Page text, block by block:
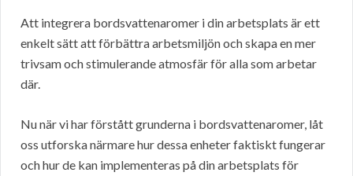
Att integrera bordsvattenaromer i din arbetsplats är ett
enkelt sätt att förbättra arbetsmiljön och skapa en mer
trivsam och stimulerande atmosfär för alla som arbetar
där.
Nu när vi har förstått grunderna i bordsvattenaromer, låt
oss utforska närmare hur dessa enheter faktiskt fungerar
och hur de kan implementeras på din arbetsplats för